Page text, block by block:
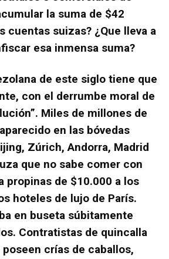
la suma de $42
cuentas suizas? ¿Que lleva a
esa inmensa suma?
de este siglo tiene que
con el derrumbe moral de
Miles de millones de
en las bóvedas
Zúrich, Andorra, Madrid
que no sabe comer con
propinas de $10.000 a los
hoteles de lujo de París.
en buseta súbitamente
Contratistas de quincalla
poseen crías de caballos,